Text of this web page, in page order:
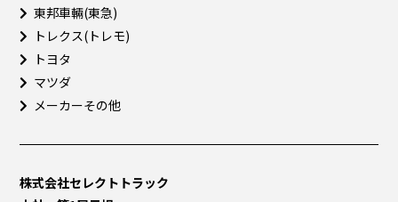
東邦車輛(東急)
トレクス(トレモ)
トヨタ
マツダ
メーカーその他
株式会社セレクトトラック